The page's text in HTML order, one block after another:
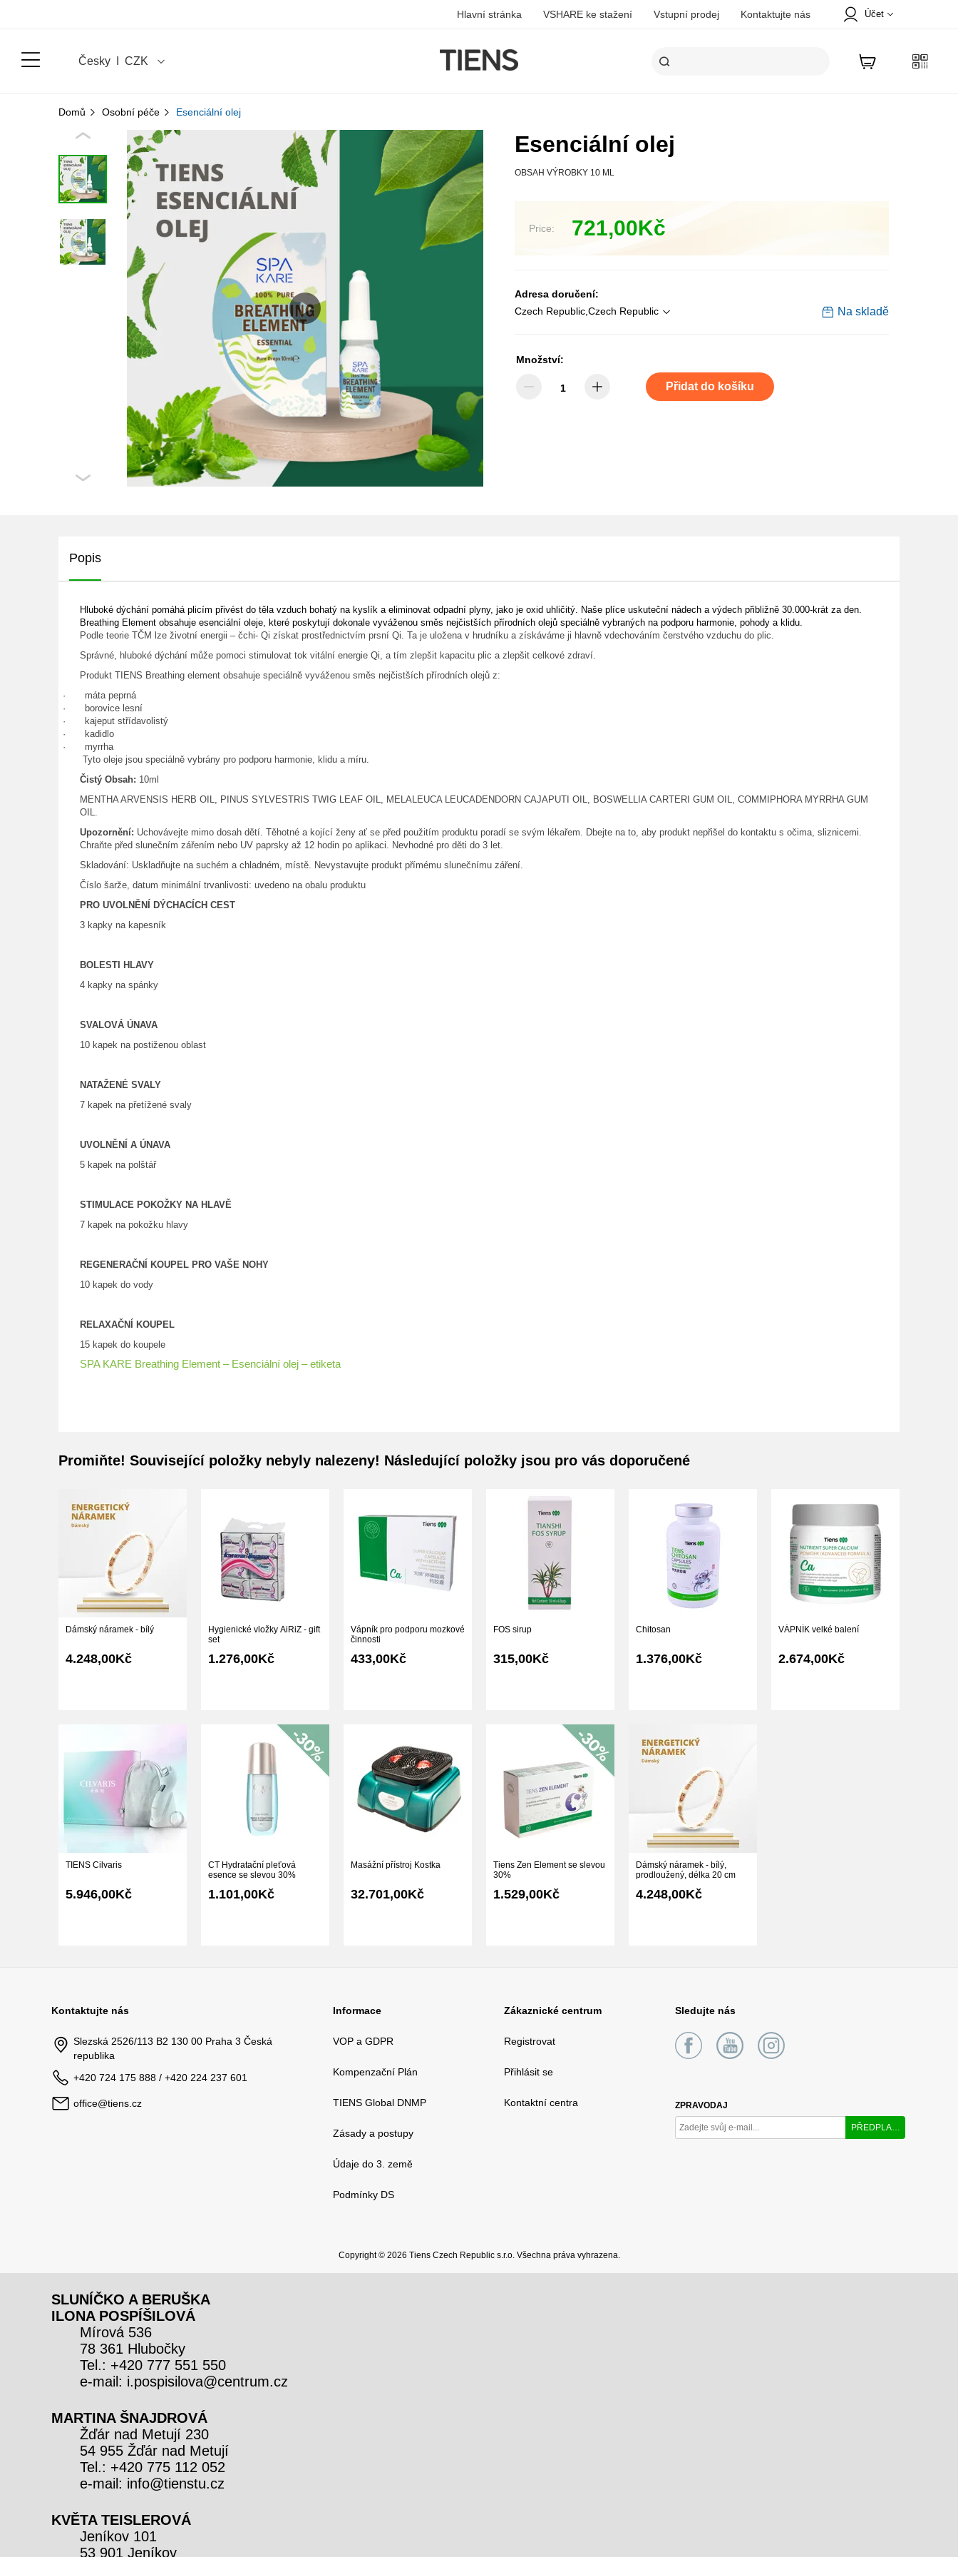
Hlavní stránka VSHARE ke stažení Vstupní prodej Kontaktujte nás Účet
Česky CZK
nalezeny. Hledat v jiné záložce.
Domů Osobní péče Esenciální olej
Esenciální olej
OBSAH VÝROBKY 10 ML
Price: 721,00Kč
Adresa doručení:
Czech Republic,Czech Republic
Na skladě
Množství:
Přidat do košíku
Popis
Hluboké dýchání pomáhá plicím přivést do těla vzduch bohatý na kyslík a eliminovat odpadní plyny, jako je oxid uhličitý. Naše plíce uskuteční nádech a výdech přibližně 30.000-krát za den.
Breathing Element obsahuje esenciální oleje, které poskytují dokonale vyváženou směs nejčistších přírodních olejů speciálně vybraných na podporu harmonie, pohody a klidu.
Podle teorie TČM lze životní energii – čchi- Qi získat prostřednictvím prsní Qi. Ta je uložena v hrudníku a získáváme ji hlavně vdechováním čerstvého vzduchu do plic.
Správné, hluboké dýchání může pomoci stimulovat tok vitální energie Qi, a tím zlepšit kapacitu plic a zlepšit celkové zdraví.
Produkt TIENS Breathing element obsahuje speciálně vyváženou směs nejčistších přírodních olejů z:
·
máta peprná
·
borovice lesní
·
kajeput střídavolistý
·
kadidlo
·
myrrha
Tyto oleje jsou speciálně vybrány pro podporu harmonie, klidu a míru.
Čistý Obsah: 10ml
MENTHA ARVENSIS HERB OIL, PINUS SYLVESTRIS TWIG LEAF OIL, MELALEUCA LEUCADENDORN CAJAPUTI OIL, BOSWELLIA CARTERI GUM OIL, COMMIPHORA MYRRHA GUM
OIL.
Upozornění: Uchovávejte mimo dosah dětí. Těhotné a kojící ženy ať se před použitím produktu poradí se svým lékařem. Dbejte na to, aby produkt nepřišel do kontaktu s očima, sliznicemi.
Chraňte před slunečním zářením nebo UV paprsky až 12 hodin po aplikaci. Nevhodné pro děti do 3 let.
Skladování: Uskladňujte na suchém a chladném, místě. Nevystavujte produkt přímému slunečnímu záření.
Číslo šarže, datum minimální trvanlivosti: uvedeno na obalu produktu
PRO UVOLNĚNÍ DÝCHACÍCH CEST
3 kapky na kapesník
BOLESTI HLAVY
4 kapky na spánky
SVALOVÁ ÚNAVA
10 kapek na postiženou oblast
NATAŽENÉ SVALY
7 kapek na přetížené svaly
UVOLNĚNÍ A ÚNAVA
5 kapek na polštář
STIMULACE POKOŽKY NA HLAVĚ
7 kapek na pokožku hlavy
REGENERAČNÍ KOUPEL PRO VAŠE NOHY
10 kapek do vody
RELAXAČNÍ KOUPEL
15 kapek do koupele
SPA KARE Breathing Element – Esenciální olej – etiketa
Promiňte! Související položky nebyly nalezeny! Následující položky jsou pro vás doporučené
Dámský náramek - bílý
4.248,00Kč
Hygienické vložky AiRiZ - gift
set
1.276,00Kč
Vápník pro podporu mozkové
činnosti
433,00Kč
FOS sirup
315,00Kč
Chitosan
1.376,00Kč
VÁPNÍK velké balení
2.674,00Kč
TIENS Cilvaris
5.946,00Kč
CT Hydratační pleťová
esence se slevou 30%
1.101,00Kč
Masážní přístroj Kostka
32.701,00Kč
Tiens Zen Element se slevou
30%
1.529,00Kč
Dámský náramek - bílý,
prodloužený, délka 20 cm
4.248,00Kč
Kontaktujte nás
Slezská 2526/113 B2 130 00 Praha 3 Česká
republika
+420 724 175 888 / +420 224 237 601
office@tiens.cz
Informace
VOP a GDPR
Kompenzační Plán
TIENS Global DNMP
Zásady a postupy
Údaje do 3. země
Podmínky DS
Zákaznické centrum
Registrovat
Přihlásit se
Kontaktní centra
Sledujte nás
ZPRAVODAJ
PŘEDPLATIT
Copyright © ️2026 Tiens Czech Republic s.r.o. Všechna práva vyhrazena.
SLUNÍČKO A BERUŠKA
ILONA POSPÍŠILOVÁ
Mírová 536
78 361 Hlubočky
Tel.: +420 777 551 550
e-mail: i.pospisilova@centrum.cz
MARTINA ŠNAJDROVÁ
Žďár nad Metují 230
54 955 Žďár nad Metují
Tel.: +420 775 112 052
e-mail: info@tienstu.cz
KVĚTA TEISLEROVÁ
Jeníkov 101
53 901 Jeníkov